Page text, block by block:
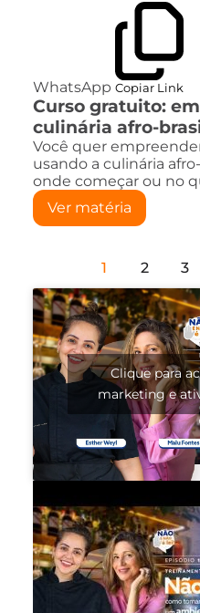
WhatsApp Copiar Link
Curso gratuito:
culinária afro-
Você quer
usando a culinária
onde começar ou no
Ver matéria
1 2 3
Clique para
marketing e